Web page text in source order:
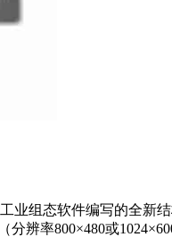
业组态软件编写的全新
辨率800×480或